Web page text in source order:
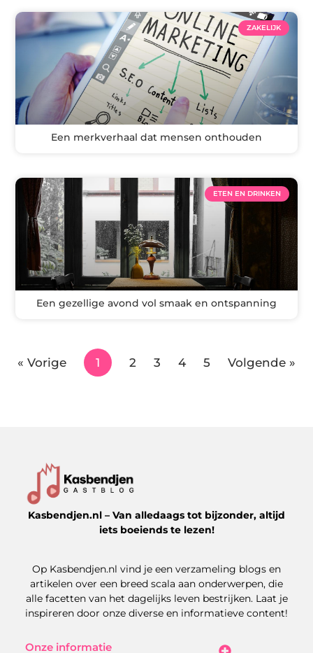
ZAKELIJK
Een merkverhaal dat mensen onthouden
ETEN EN DRINKEN
Een gezellige avond vol smaak en ontspanning
« Vorige 1 2 3 4 5 Volgende »
Kasbendjen.nl – Van alledaags tot bijzonder, altijd
iets boeiends te lezen!
Op Kasbendjen.nl vind je een verzameling blogs en
artikelen over een breed scala aan onderwerpen, die
alle facetten van het dagelijks leven bestrijken. Laat je
inspireren door onze diverse en informatieve content!
Onze informatie